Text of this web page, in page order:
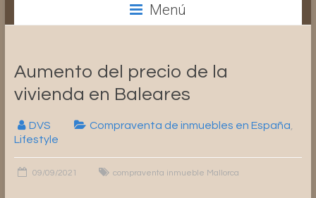
Menú
Aumento del precio de la
vivienda en Baleares
DVS Compraventa de inmuebles en España
Lifestyle
09/09/2021 compraventa inmueble Mallorca